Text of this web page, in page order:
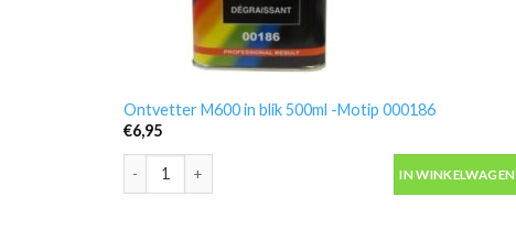
Ontvetter M600 in blik 500ml -Motip 000186
€6,95
Ontvetter M600 in blik 500ml -Motip 000186 aantal
IN WINKELWAGEN